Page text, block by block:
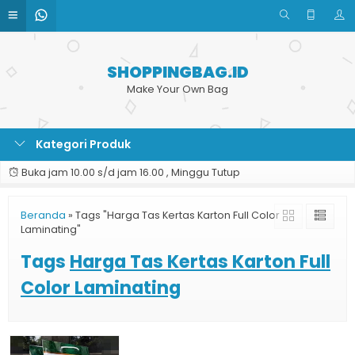
SHOPPINGBAG.ID
Make Your Own Bag
Kategori Produk
Buka jam 10.00 s/d jam 16.00 , Minggu Tutup
Beranda » Tags "Harga Tas Kertas Karton Full Color
Laminating"
Tags Harga Tas Kertas Karton Full
Color Laminating